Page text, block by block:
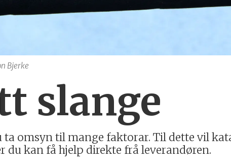
Bjerke
slange
ta omsyn til mange faktorar. Til dette vil
du kan få hjelp direkte frå leverandøren.